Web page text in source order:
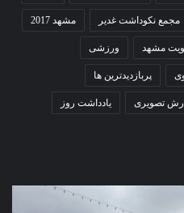
مجمع نکوداشت غدیر مشهد 2017
مشهد ورزشی
پربازدیدترین ها
تصویری یادداشت روز